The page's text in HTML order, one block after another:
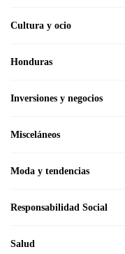
Cultura y ocio
Honduras
Inversiones y negocios
Misceláneos
Moda y tendencias
Responsabilidad Social
Salud